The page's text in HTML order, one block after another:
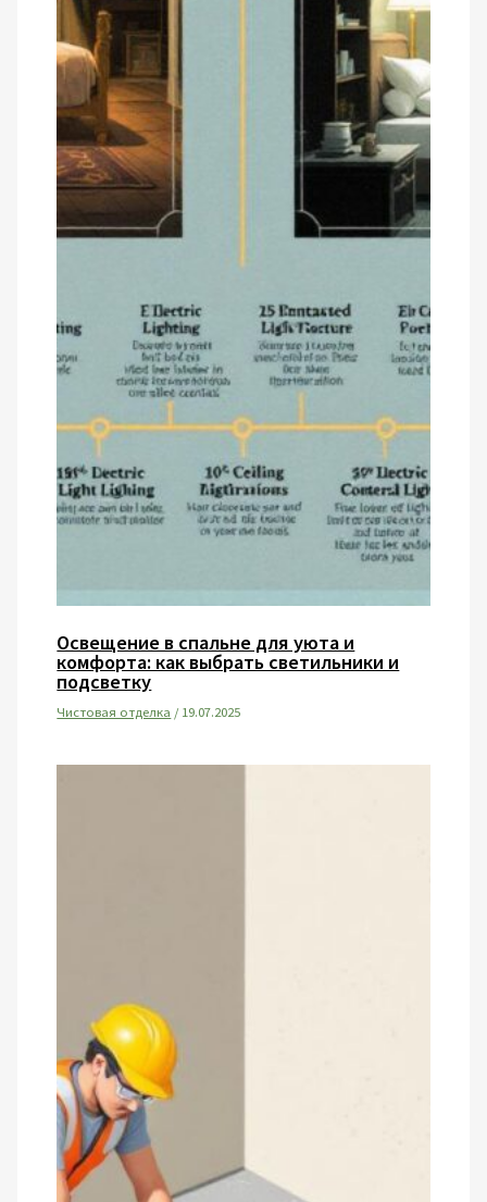
Освещение в спальне для уюта и
комфорта: как выбрать светильники и
подсветку
Чистовая отделка /19.07.2025